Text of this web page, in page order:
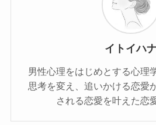
イトイハ
男性心理をはじめとする心理
思考を変え、追いかける恋愛
される恋愛を叶えた恋